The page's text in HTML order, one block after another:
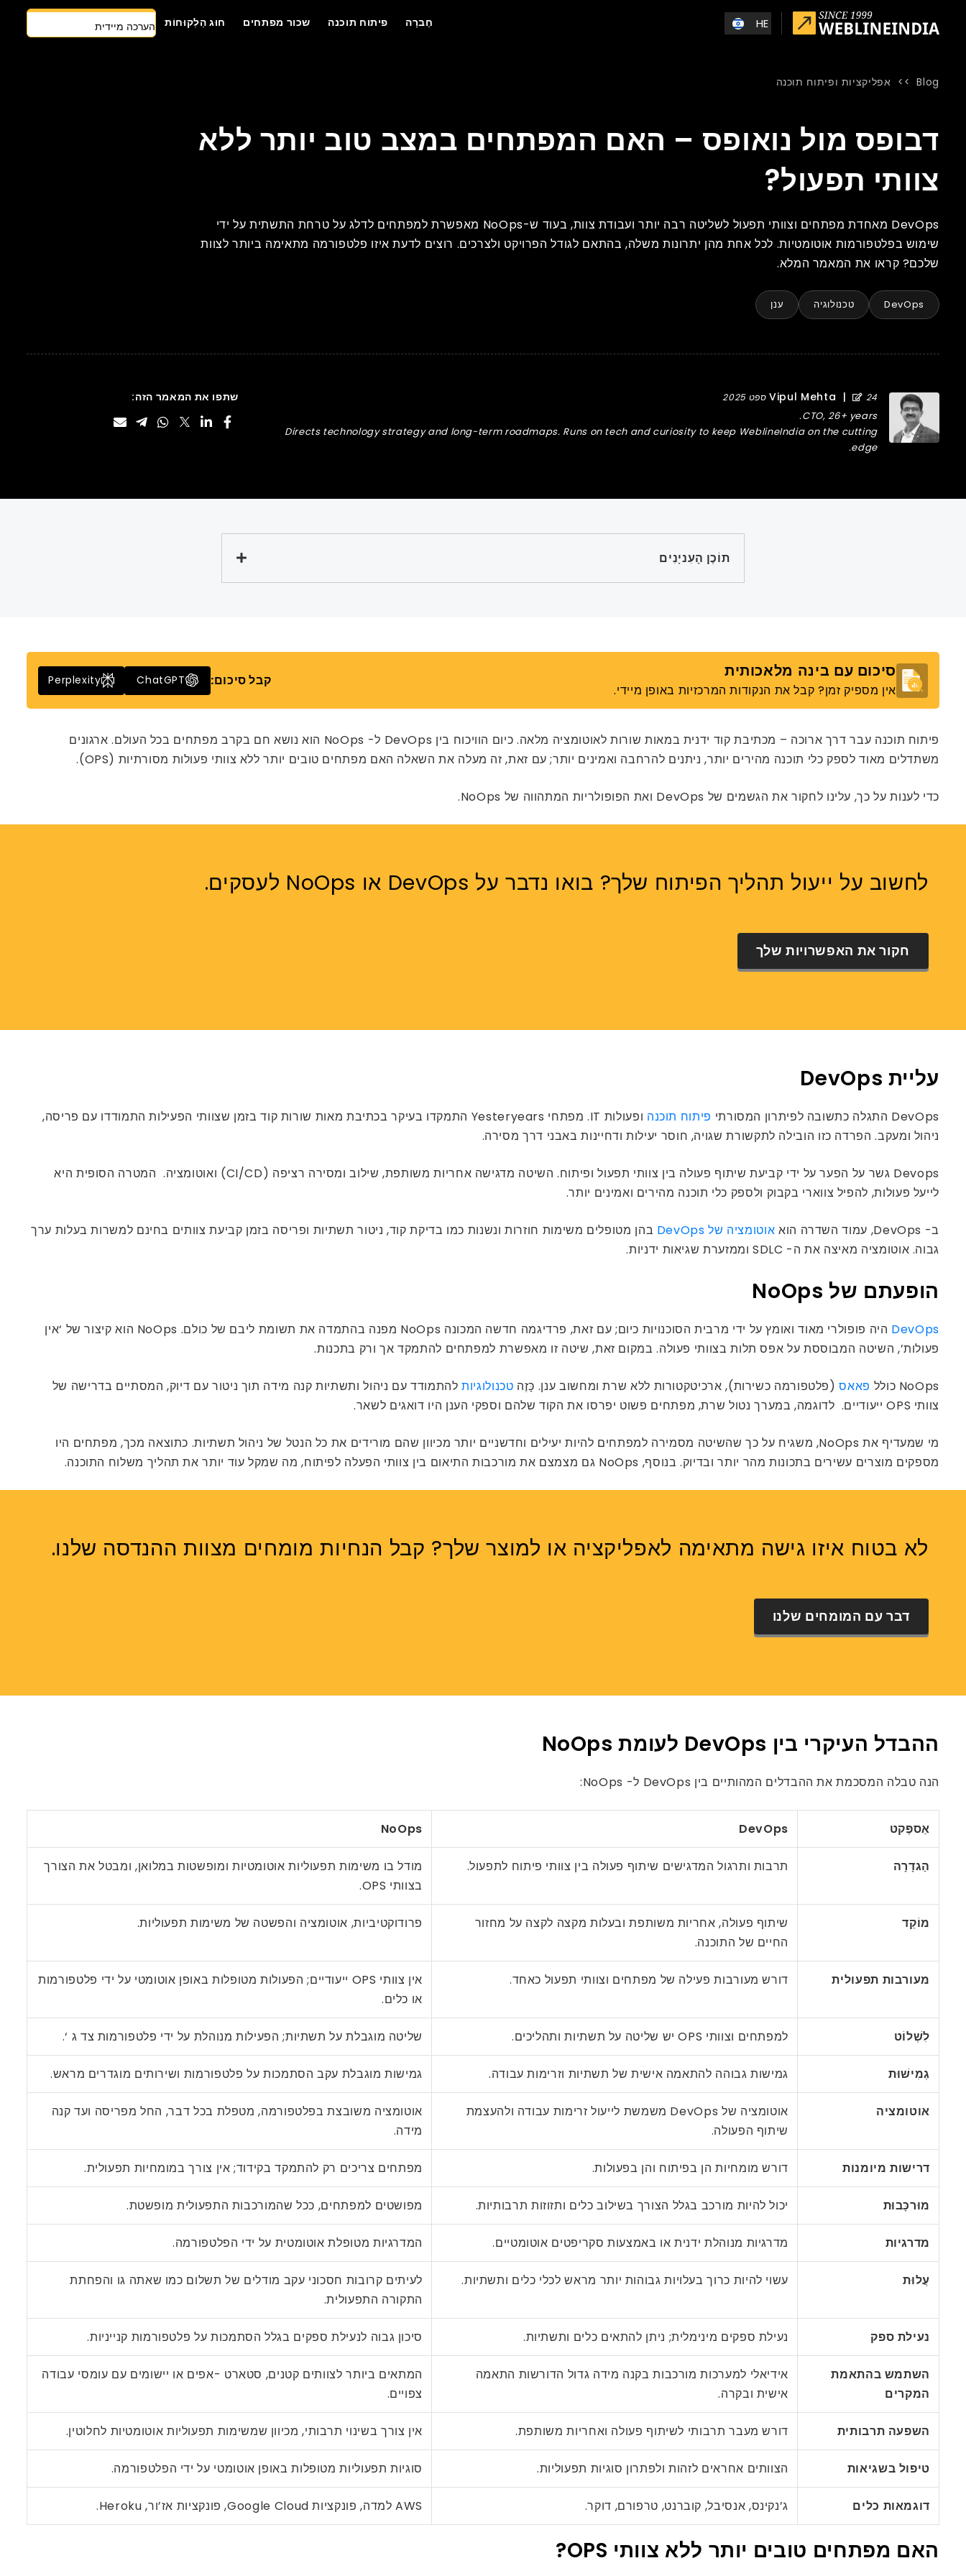
Skip to main content
HE חֶברָה פיתוח תוכנה שכור מפתחים חוּג הַלְקוּחוֹת
הערכה מיידית
Blog
>> אפליקציות ופיתוח תוכנה
דבופס מול נואופס – האם המפתחים במצב טוב יותר ללא
צוותי תפעול?
DevOps מאחדת מפתחים וצוותי תפעול לשליטה רבה יותר ועבודת צוות, בעוד ש-NoOps מאפשרת למפתחים לדלג על טרחת התשתית על ידי
שימוש בפלטפורמות אוטומטיות. לכל אחת מהן יתרונות משלה, בהתאם לגודל הפרויקט ולצרכים. רוצים לדעת איזו פלטפורמה מתאימה ביותר לצוות
שלכם? קראו את המאמר המלא.
DevOps טכנולוגיה ענן
Vipul Mehta | 24 ספט 2025
CTO, 26+ years.
Directs technology strategy and long-term roadmaps. Runs on tech and curiosity to keep WeblineIndia on the cutting
edge.
שתפו את המאמר הזה:
תוֹכֶן הָעִניָנִים
סיכום עם בינה מלאכותית
אין מספיק זמן? קבל את הנקודות המרכזיות באופן מיידי.
קבל סיכום: ChatGPT
Perplexity
פיתוח תוכנה עבר דרך ארוכה – מכתיבת קוד ידנית במאות שורות לאוטומציה מלאה. כיום הוויכוח בין DevOps ל- NoOps הוא נושא חם בקרב מפתחים בכל העולם. ארגונים
משתדלים מאוד לספק כלי תוכנה מהירים יותר, ניתנים להרחבה ואמינים יותר; עם זאת, זה מעלה את השאלה האם מפתחים טובים יותר ללא צוותי פעולות מסורתיות (OPS).
כדי לענות על כך, עלינו לחקור את הגשמים של DevOps ואת הפופולריות המתהווה של NoOps.
לחשוב על ייעול תהליך הפיתוח שלך? בואו נדבר על DevOps או NoOps לעסקים.
חקור את האפשרויות שלך
עליית DevOps
DevOps התגלה כתשובה לפיתרון המסורתי פיתוח תוכנה
ופעולות IT. מפתחי Yesteryears התמקדו בעיקר בכתיבת מאות שורות קוד בזמן שצוותי הפעילות התמודדו עם פריסה,
ניהול ומעקב. הפרדה כזו הובילה לתקשורת שגויה, חוסר יעילות ודחיינות באבני דרך מסירה.
Devops גשר על הפער על ידי קביעת שיתוף פעולה בין צוותי תפעול ופיתוח. השיטה מדגישה אחריות משותפת, שילוב ומסירה רציפה (CI/CD) ואוטומציה. המטרה הסופית היא
לייעל פעולות, להפיל צווארי בקבוק ולספק כלי תוכנה מהירים ואמינים יותר.
ב- DevOps, עמוד השדרה הוא אוטומציה של DevOps
בהן מטופלים משימות חוזרות ונשנות כמו בדיקת קוד, ניטור תשתיות ופריסה בזמן קביעת צוותים בחינם למשרות בעלות ערך
גבוה. אוטומציה מאיצה את ה- SDLC וממזערת שגיאות ידניות.
הופעתם של NoOps
DevOps
היה פופולרי מאוד ואומץ על ידי מרבית הסוכנויות כיום; עם זאת, פרדיגמה חדשה המכונה NoOps מפנה בהתמדה את תשומת ליבם של כולם. NoOps הוא קיצור של ‘אין
פעולות’, השיטה המבוססת על אפס תלות בצוותי פעולה. במקום זאת, שיטה זו מאפשרת למפתחים להתמקד אך ורק בתכנות.
NoOps כולל פאאס(פלטפורמה כשירות), ארכיטקטורות ללא שרת ומחשוב ענן. כָּזֶה טכנולוגיותלהתמודד עם ניהול ותשתיות קנה מידה תוך ניטור עם דיוק, המסתיים בדרישה של
צוותי OPS ייעודיים. לדוגמה, במערך נטול שרת, מפתחים פשוט יפרסו את הקוד שלהם וספקי הענן היו דואגים לשאר.
מי שמעדיף את NoOps, משגיח על כך שהשיטה מסמירה למפתחים להיות יעילים וחדשניים יותר מכיוון שהם מורידים את כל הנטל של ניהול תשתיות. כתוצאה מכך, מפתחים היו
מספקים מוצרים עשירים בתכונות מהר יותר ובדיוק. בנוסף, NoOps גם מצמצם את מורכבות התיאום בין צוותי הפעלה לפיתוח, מה שמקל עוד יותר את תהליך משלוח התוכנה.
לא בטוח איזו גישה מתאימה לאפליקציה או למוצר שלך? קבל הנחיות מומחים מצוות ההנדסה שלנו.
דבר עם המומחים שלנו
ההבדל העיקרי בין DevOps לעומת NoOps
הנה טבלה המסכמת את ההבדלים המהותיים בין DevOps ל- NoOps:
אַספֶּקט DevOps
NoOps
הַגדָרָה תרבות ותרגול המדגישים שיתוף פעולה בין צוותי פיתוח לתפעול.
מודל בו משימות תפעוליות אוטומטיות ומופשטות במלואן, ומבטל את הצורך
בצוותי OPS.
מוֹקֵד
שיתוף פעולה, אחריות משותפת ובעלות מקצה לקצה על מחזור
החיים של התוכנה.
פרודוקטיביות, אוטומציה והפשטה של ​​משימות תפעוליות.
מעורבות תפעולית דורש מעורבות פעילה של מפתחים וצוותי תפעול כאחד.
אין צוותי OPS ייעודיים; הפעולות מטופלות באופן אוטומטי על ידי פלטפורמות
או כלים.
לִשְׁלוֹט למפתחים וצוותי OPS יש שליטה על תשתיות ותהליכים. שליטה מוגבלת על תשתיות; הפעילות מנוהלת על ידי פלטפורמות צד ג ‘.
גְמִישׁוּת גמישות גבוהה להתאמה אישית של תשתיות וזרימות עבודה. גמישות מוגבלת עקב הסתמכות על פלטפורמות ושירותים מוגדרים מראש.
אוטומציה
אוטומציה של DevOps משמשת לייעול זרימות עבודה ולהעצמת
שיתוף הפעולה.
אוטומציה משובצת בפלטפורמה, מטפלת בכל דבר, החל מפריסה ועד קנה
מידה.
דרישות מיומנות דורש מומחיות הן בפיתוח והן בפעולות. מפתחים צריכים רק להתמקד בקידוד; אין צורך במומחיות תפעולית.
מוּרכָּבוּת יכול להיות מורכב בגלל הצורך בשילוב כלים ותזוזות תרבותיות. מפושטים למפתחים, ככל שהמורכבות התפעולית מופשטת.
מדרגיות מדרגיות מנוהלת ידנית או באמצעות סקריפטים אוטומטיים. המדרגיות מטופלת אוטומטית על ידי הפלטפורמה.
עֲלוּת עשוי להיות כרוך בעלויות גבוהות יותר מראש לכלי כלים ותשתיות.
לעיתים קרובות חסכוני עקב מודלים של תשלום כמו שאתה גו והפחתת
התקורה התפעולית.
נעילת ספק נעילת ספקים מינימלית; ניתן להתאים כלים ותשתיות. סיכון גבוה לנעילת ספקים בגלל הסתמכות על פלטפורמות קנייניות.
השתמש בהתאמת
המקרים
אידיאלי למערכות מורכבות בקנה מידה גדול הדורשות התאמה
אישית ובקרה.
המתאים ביותר לצוותים קטנים, סטארט -אפים או יישומים עם עומסי עבודה
צפויים.
השפעה תרבותית דורש מעבר תרבותי לשיתוף פעולה ואחריות משותפת. אין צורך בשינוי תרבותי, מכיוון שמשימות תפעוליות אוטומטיות לחלוטין.
טיפול בשגיאות הצוותים אחראים לזהות ולפתרון סוגיות תפעוליות. סוגיות תפעוליות מטופלות באופן אוטומטי על ידי הפלטפורמה.
דוגמאות כלים ג’נקינס, אנסיבל, קוברנט, טרפורם, דוקר. AWS למדה, פונקציות Google Cloud, פונקציות אז’ור, Heroku.
האם מפתחים טובים יותר ללא צוותי OPS?